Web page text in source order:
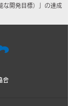
な開発目標）」の達成